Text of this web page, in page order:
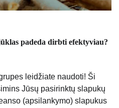
padeda dirbti efektyviau?
leidžiate naudoti! Ši
Jūsų pasirinktų slapukų
(apsilankymo) slapukus